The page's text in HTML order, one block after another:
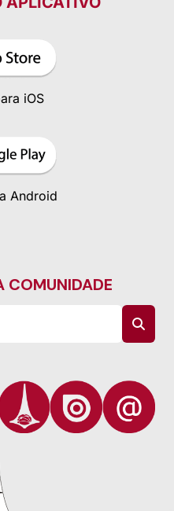
iOS
Android
COMUNIDADE